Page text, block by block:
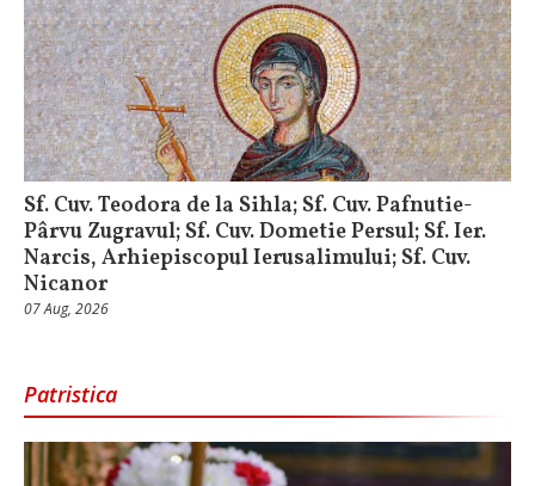
Sf. Cuv. Teodora de la Sihla; Sf. Cuv. Pafnutie-
Pârvu Zugravul; Sf. Cuv. Dometie Persul; Sf. Ier.
Narcis, Arhiepiscopul Ierusalimului; Sf. Cuv.
Nicanor
07 Aug, 2026
Patristica